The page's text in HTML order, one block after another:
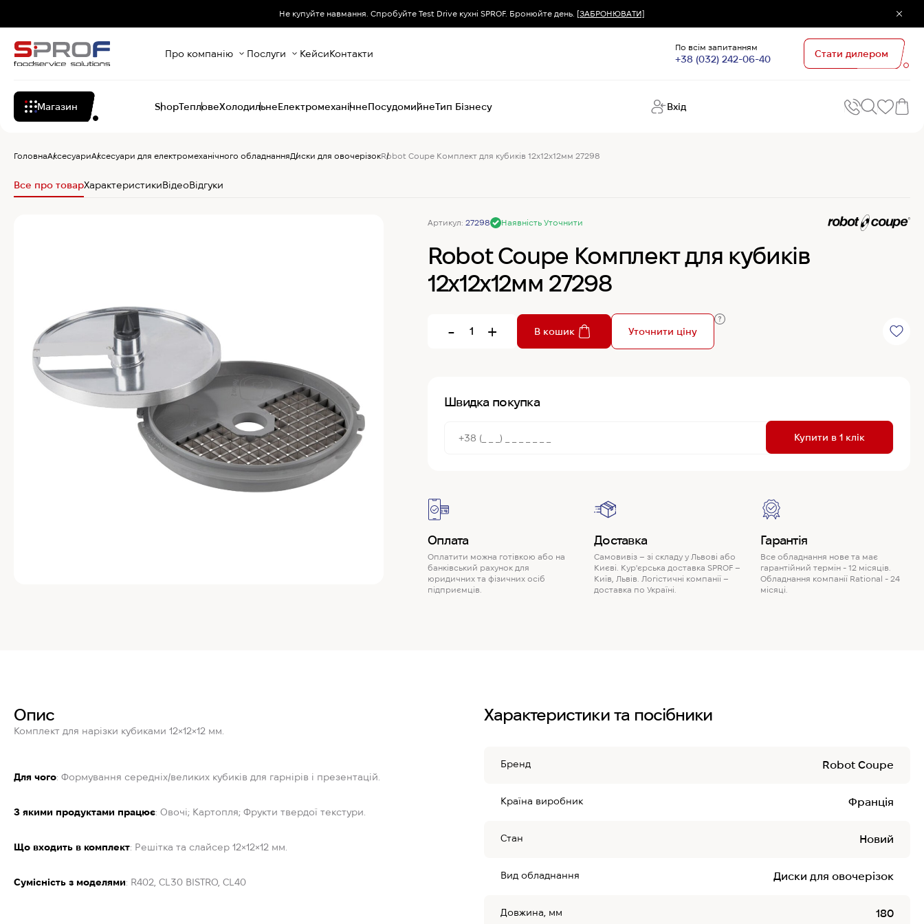
Не купуйте навмання. Спробуйте Test Drive кухні SPROF. Бронюйте день. [ЗАБРОНЮВАТИ]
Про компанію Послуги КейсиКонтакти
По всім запитанням
+38 (032) 242-06-40 Стати дилером
Магазин ShopТепловеХолодильнеЕлектромеханічнеПосудомийнеТип Бізнесу Вхід
Пароконвектомати
ГоловнаАксесуариАксесуари для електромеханічного обладнанняДиски для овочерізокRobot Coupe Комплект для кубиків 12х12х12мм 27298
Все про товарХарактеристикиВідеоВідгуки
Артикул: 27298 Наявність Уточнити
Robot Coupe Комплект для кубиків
12х12х12мм 27298
- + В кошик Уточнити ціну
Швидка покупка
Купити в 1 клік
Оплата
Оплатити можна готівкою або на
банківський рахунок для
юридичних та фізичних осіб
підприємців.
Доставка
Самовивіз – зі складу у Львові або
Києві. Кур'єрська доставка SPROF –
Київ, Львів. Логістичні компанії –
доставка по Україні.
Гарантія
Все обладнання нове та має
гарантійний термін - 12 місяців.
Обладнання компанії Rational - 24
місяці.
Опис
Комплект для нарізки кубиками 12×12×12 мм.
Для чого: Формування середніх/великих кубиків для гарнірів і презентацій.
З якими продуктами працює: Овочі; Картопля; Фрукти твердої текстури.
Що входить в комплект: Решітка та слайсер 12×12×12 мм.
Сумісність з моделями: R402, CL30 BISTRO, CL40
Характеристики та посібники
Бренд Robot Coupe
Країна виробник Франція
Стан Новий
Вид обладнання Диски для овочерізок
Довжина, мм 180